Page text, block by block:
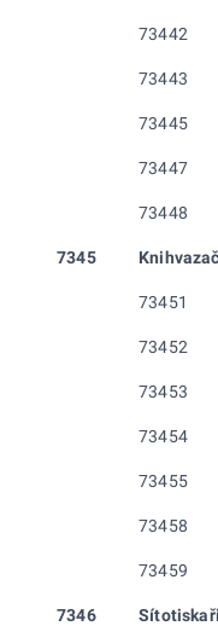
73442
73443
73445
73447
73448
7345
73451
73452
73453
73454
73455
73458
73459
7346